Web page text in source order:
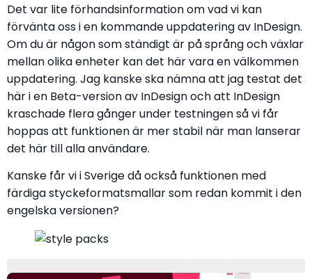
Det var lite förhandsinformation om vad vi kan
förvänta oss i en kommande uppdatering av InDesign.
Om du är någon som ständigt är på språng och växlar
mellan olika enheter kan det här vara en välkommen
uppdatering. Jag kanske ska nämna att jag testat det
här i en Beta-version av InDesign och att InDesign
kraschade flera gånger under testningen så vi får
hoppas att funktionen är mer stabil när man lanserar
det här till alla användare.
Kanske får vi i Sverige då också funktionen med
färdiga styckeformatsmallar som redan kommit i den
engelska versionen?